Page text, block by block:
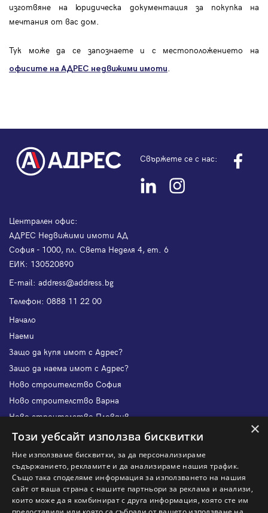
изготвяне на юридическа документация за покупка на
мечтания от вас дом.
Тук може да се запознаете и с местоположението на
офисите на АДРЕС недвижими имоти
Свържете се с нас:
Централен офис:
АДРЕС Недвижими имоти АД
София - 1000, пл. Света Неделя 4, ет. 6
ЕИК: 130520890
Е-mail: address@address.bg
Телефон: 0888 11 22 00
Начало
Наеми
Защо да купя имот с Адрес?
Защо да наема имот с Адрес?
Ново строителство София
Ново строителство Варна
Ново строителство Пловдив
Ново строителство Бургас
Защо да отдам имот с Адрес?
Наши офиси
Кариери
×
Този уебсайт използва бисквитки
Ние използваме бисквитки, за да персонализираме
съдържанието, рекламите и да анализираме нашия трафик.
Също така споделяме информация за използването на нашия
сайт от ваша страна с нашите партньори за реклама и анализи,
които може да я комбинират с друга информация, която сте им